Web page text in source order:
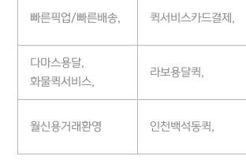
빠른픽업/빠른배송, 퀵서비스카드결제,
다마스용달,
화물퀵서비스,
라보용달퀵,
월신용거래환영 인천백석동퀵,